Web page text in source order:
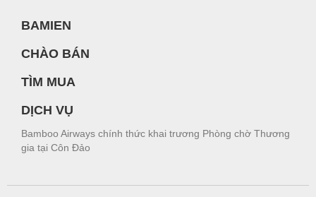
BAMIEN
CHÀO BÁN
TÌM MUA
DỊCH VỤ
Bamboo Airways chính thức khai trương Phòng chờ Thương
gia tại Côn Đảo